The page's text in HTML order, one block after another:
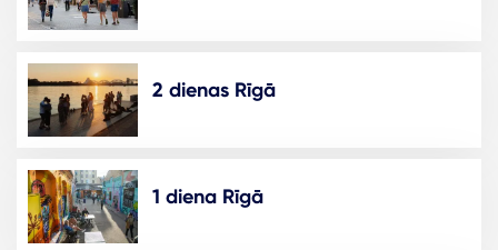
2 dienas Rīgā
1 diena Rīgā